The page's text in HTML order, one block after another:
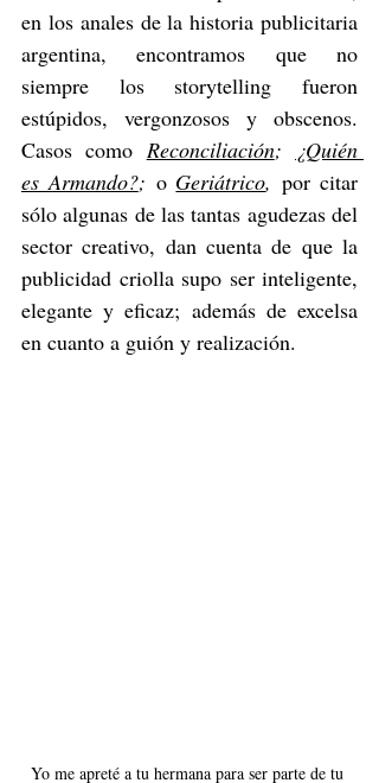
en los anales de la historia publicitaria
argentina, encontramos que no
siempre los storytelling fueron
estúpidos, vergonzosos y obscenos.
Casos como Reconciliación;
¿Quién
es Armando?; o Geriátrico, por citar
sólo algunas de las tantas agudezas del
sector creativo, dan cuenta de que la
publicidad criolla supo ser inteligente,
elegante y eficaz; además de excelsa
en cuanto a guión y realización.
Yo me apreté a tu hermana para ser parte de tu